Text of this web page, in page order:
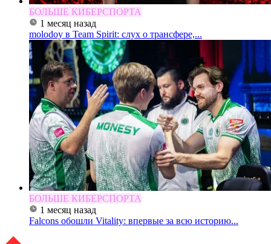
БОЛЬШЕ КИБЕРСПОРТА
1 месяц назад
molodoy в Team Spirit: слух о трансфере,...
БОЛЬШЕ КИБЕРСПОРТА
1 месяц назад
Falcons обошли Vitality: впервые за всю историю...